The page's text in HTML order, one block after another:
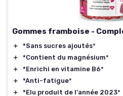
Gommes framboise -
＋ *Sans sucres ajoutés*
＋
*Contient du magnésium*
＋
*Enrichi en vitamine B6*
＋
*Anti-fatigue*
＋
*Elu produit de l'année 2023*